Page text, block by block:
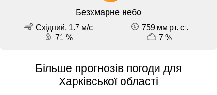
Безхмарне небо
Східний, 1.7 м/с
759 мм рт. ст.
71 %
7 %
Більше прогнозів погоди для
Харківської області